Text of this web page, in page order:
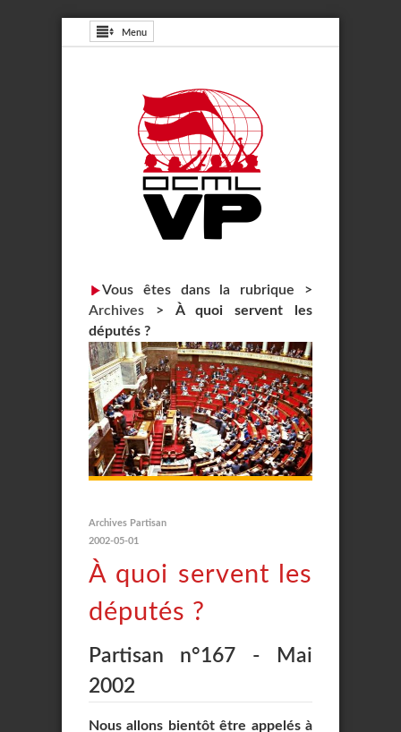
Menu
Vous êtes dans la rubrique >
Archives > À quoi servent les
députés ?
Archives Partisan
2002-05-01
À quoi servent les
députés ?
Partisan n°167 - Mai
2002
Nous allons bientôt être appelés à